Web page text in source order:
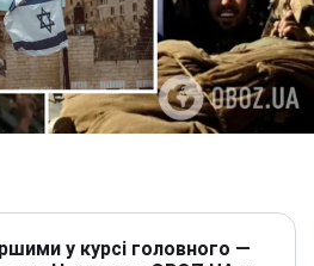
у курсі головного —